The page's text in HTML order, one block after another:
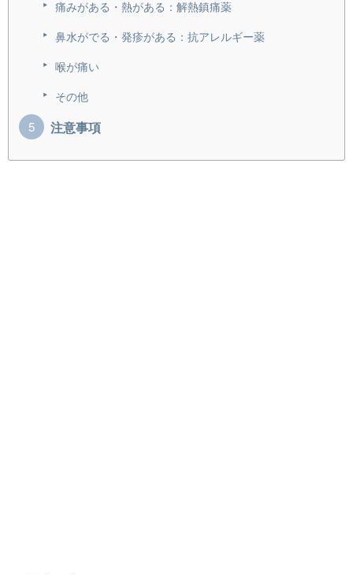
痛みがある・熱がある：解熱鎮痛薬
鼻水がでる・発疹がある：抗アレルギー薬
喉が痛い
その他
注意事項